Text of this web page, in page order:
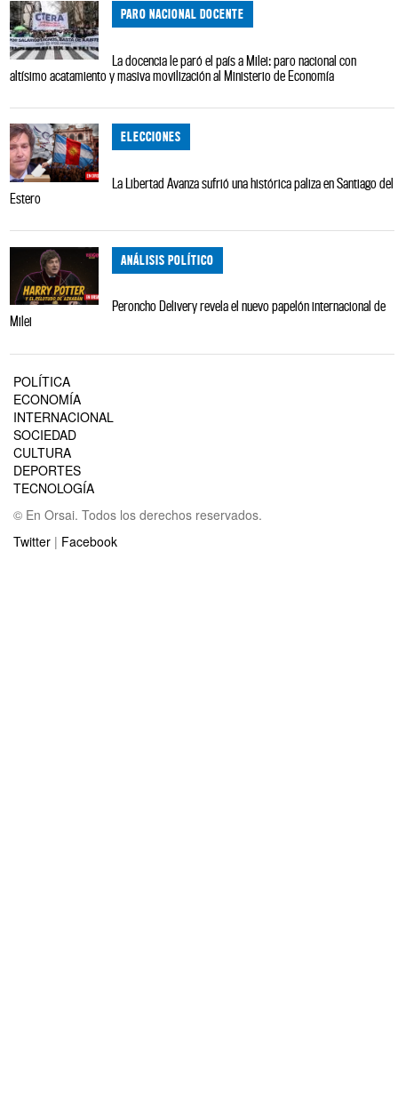
PARO NACIONAL DOCENTE
La docencia le paró el país a Milei: paro nacional con
altísimo acatamiento y masiva movilización al Ministerio de Economía
ELECCIONES
La Libertad Avanza sufrió una histórica paliza en Santiago del
Estero
ANÁLISIS POLÍTICO
Peroncho Delivery revela el nuevo papelón internacional de
Milei
POLÍTICA
ECONOMÍA
INTERNACIONAL
SOCIEDAD
CULTURA
DEPORTES
TECNOLOGÍA
© En Orsai. Todos los derechos reservados.
Twitter | Facebook